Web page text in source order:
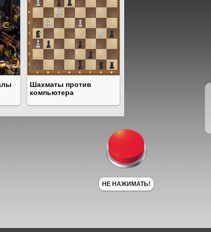
Шахматы против
компьютера
НЕ НАЖИМАТЬ!